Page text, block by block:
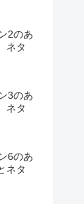
2のあ
ネタ
3のあ
ネタ
6のあ
ネタ